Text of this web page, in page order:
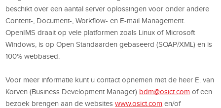
beschikt over een aantal server oplossingen voor onder andere
Content-, Document-, Workflow- en E-mail Management.
OpenIMS draait op vele platformen zoals Linux of Microsoft
Windows, is op Open Standaarden gebaseerd (SOAP/XML) en is
100% webbased.
Voor meer informatie kunt u contact opnemen met de heer E. van
Korven (Business Development Manager) bdm@osict.com of een
bezoek brengen aan de websiteswww.osict.com en/of